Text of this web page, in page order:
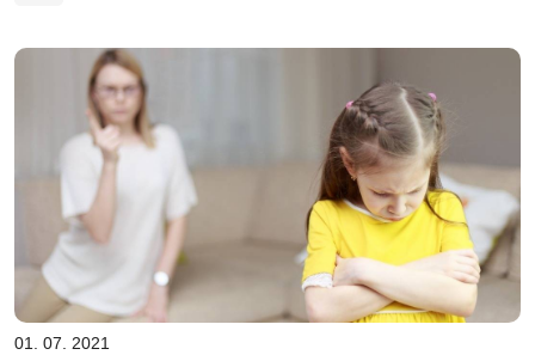
01. 07. 2021